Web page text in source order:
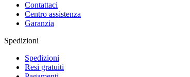
Contattaci
Centro assistenza
Garanzia
Spedizioni
Spedizioni
Resi gratuiti